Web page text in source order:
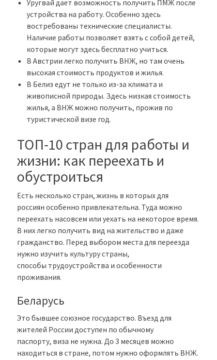
Уругвай дает возможность получить ПМЖ после
устройства на работу. Особенно здесь
востребованы технические специалисты.
Наличие работы позволяет взять с собой детей,
которые могут здесь бесплатно учиться.
В Австрии легко получить ВНЖ, но там очень
высокая стоимость продуктов и жилья.
В Белиз едут не только из-за климата и
живописной природы. Здесь низкая стоимость
жилья, а ВНЖ можно получить, прожив по
туристической визе год.
ТОП-10 стран для работы и
жизни: как переехать и
обустроиться
Есть несколько стран, жизнь в которых для
россиян особенно привлекательна. Туда можно
переехать насовсем или уехать на некоторое время.
В них легко получить вид на жительство и даже
гражданство. Перед выбором места для переезда
нужно изучить культуру страны,
способы трудоустройства и особенности
проживания.
Беларусь
Это бывшее союзное государство. Въезд для
жителей России доступен по обычному
паспорту, виза не нужна. До 3 месяцев можно
находиться в стране, потом нужно оформлять ВНЖ.